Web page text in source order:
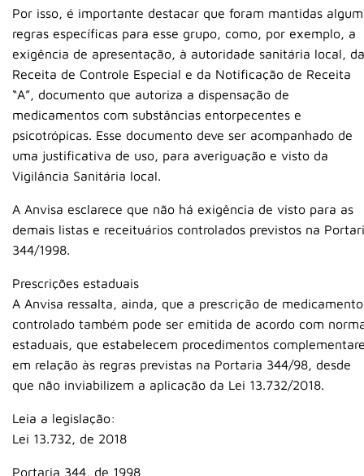
Por isso, é importante destacar que foram mantidas
regras específicas para esse grupo, como, por exemplo, a
exigência de apresentação, à autoridade sanitária local, da
Receita de Controle Especial e da Notificação de Receita
“A”, documento que autoriza a dispensação de
medicamentos com substâncias entorpecentes e
psicotrópicas. Esse documento deve ser acompanhado de
uma justificativa de uso, para averiguação e visto da
Vigilância Sanitária local.
A Anvisa esclarece que não há exigência de visto para as
demais listas e receituários controlados previstos na
344/1998.
Prescrições estaduais
A Anvisa ressalta, ainda, que a prescrição de medicamento
controlado também pode ser emitida de acordo com
estaduais, que estabelecem procedimentos
em relação às regras previstas na Portaria 344/98, desde
que não inviabilizem a aplicação da Lei 13.732/2018.
Leia a legislação:
Lei 13.732, de 2018
Portaria 344, de 1998